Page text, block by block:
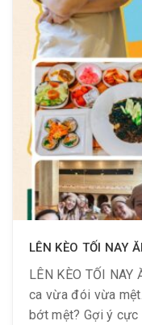
LÊN KÈO TỐI NAY
LÊN KÈO TỐI NAY
ca vừa đói vừa
bớt mệt? Gợi ý